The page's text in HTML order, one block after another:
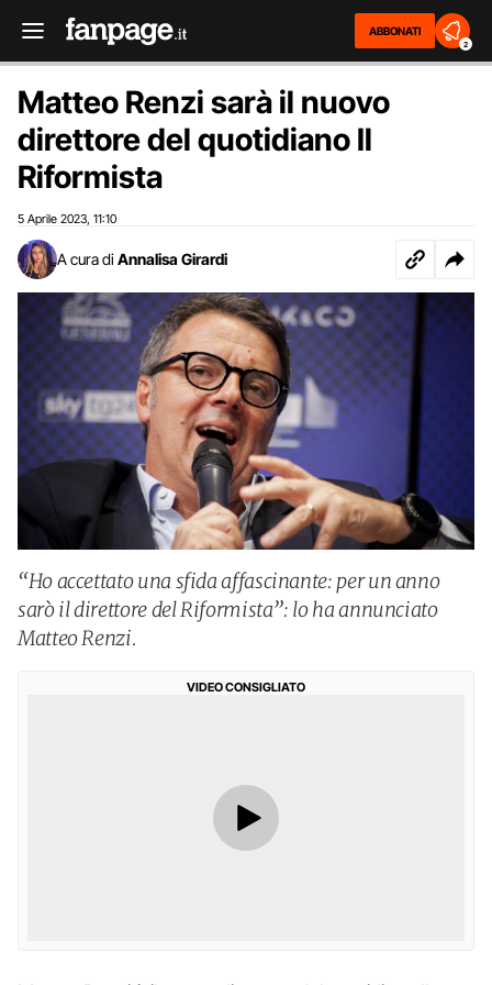
ABBONATI
2
Matteo Renzi sarà il nuovo
direttore del quotidiano Il
Riformista
5 Aprile 2023 11:10
A cura di Annalisa Girardi
“Ho accettato una sfida affascinante: per un anno
sarò il direttore del Riformista”: lo ha annunciato
Matteo Renzi.
VIDEO CONSIGLIATO